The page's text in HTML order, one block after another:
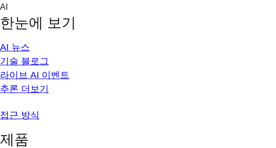
Skip
content
AI
한눈에 보기
AI 뉴스
기술 블로그
라이브 AI 이벤트
추론 더보기
접근 방식
제품